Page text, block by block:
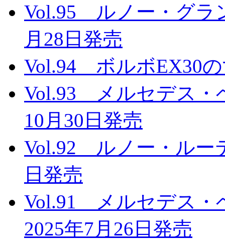
Vol.95 ルノー・グラ
月28日発売
Vol.94 ボルボEX30
Vol.93 メルセデス・
10月30日発売
Vol.92 ルノー・ルー
日発売
Vol.91 メルセデス
2025年7月26日発売